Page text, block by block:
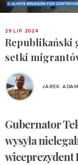
29 LIP 2024
Republikański
setki
JAREK
Gubernator
wysyła
wiceprezydent